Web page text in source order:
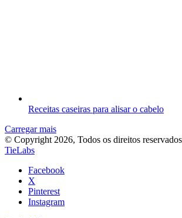
Receitas caseiras para alisar o cabelo
Carregar mais
© Copyright 2026, Todos os direitos
TieLabs
Facebook
X
Pinterest
Instagram